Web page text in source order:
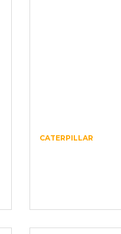
CATERPILLAR